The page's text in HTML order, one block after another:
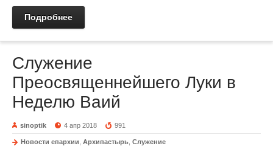
Подробнее
Служение
Преосвященнейшего Луки в
Неделю Ваий
sinoptik 4 апр 2018 991
Новости епархии Архипастырь Служение